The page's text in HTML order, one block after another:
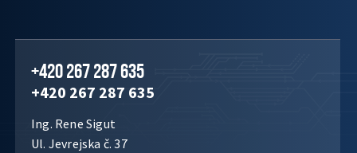
+420 267 287 635
+420 267 287 635
Ing. Rene Sigut
Ul. Jevrejska č. 37